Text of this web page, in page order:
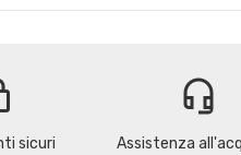
sicuri
headset_mic
Assistenza